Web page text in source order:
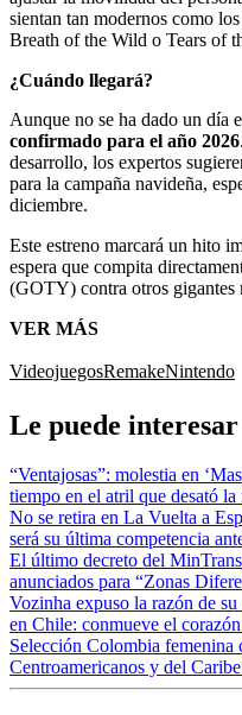
sientan tan modernos como
Breath of the Wild o Tears of
¿Cuándo llegará?
Aunque no se ha dado un día
confirmado para el año 2026
desarrollo, los expertos
para la campaña navideña,
diciembre.
Este estreno marcará un hito
espera que compita
(GOTY) contra otros gigantes
VER MÁS
VideojuegosRemakeNintendo
Le puede interesar
“Ventajosas”: molestia en
tiempo en el atril que desató
No se retira en La Vuelta a
será su última competencia
El último decreto del
anunciados para “Zonas
Vozinha expuso la razón de
en Chile: conmueve el
Selección Colombia
Centroamericanos y del